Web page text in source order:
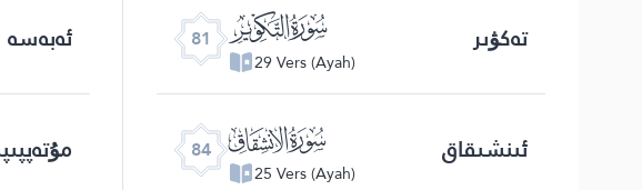
ئەبەسە 81 ﯾ
29 Vers (Ayah)
تەكۋىر
84 ﰁ
25 Vers (Ayah)
ئىنشىقاق